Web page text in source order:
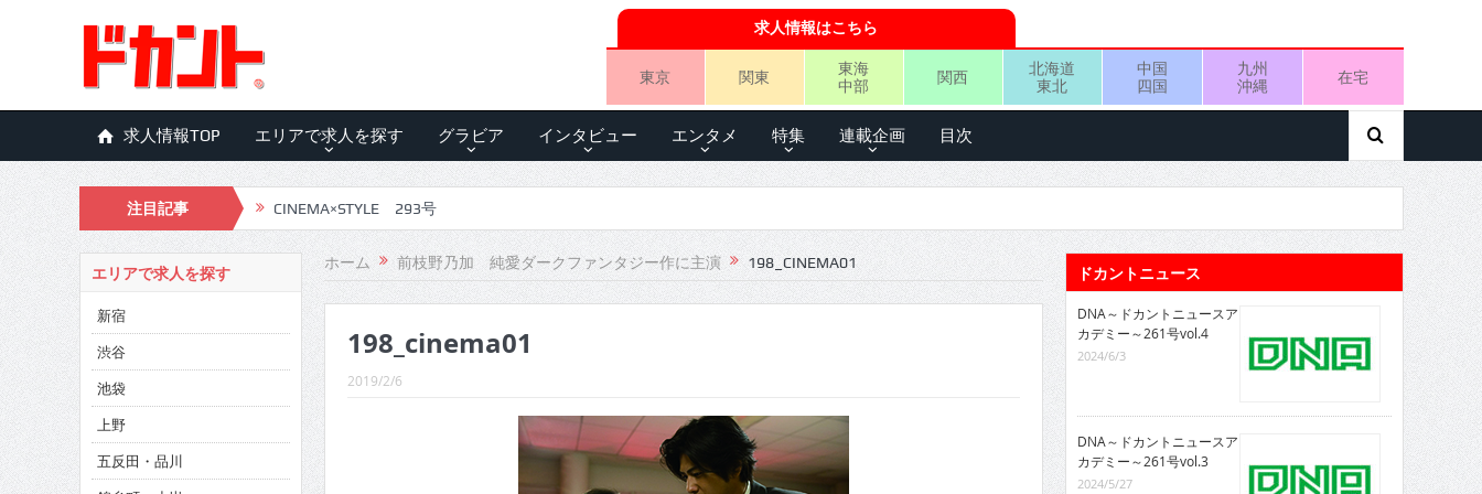
求人情報はこちら
東京 関東
東海
中部
関西
北海道
東北
中国
四国
九州
沖縄
在宅
求人情報TOP エリアで求人を探す グラビア インタビュー エンタメ 特集 連載企画 目次
注目記事 CINEMA×STYLE 293号
CINEMA×STYLE 292号
CINEMA×STYLE 291号
CINEMA×STYLE 290号
CINEMA×STYLE 289号
CINEMA×STYLE 288号
ホーム 前枝野乃加 純愛ダークファンタジー作に主演 198_CINEMA01
198_cinema01
2019/2/6
エリアで求人を探す
新宿
渋谷
池袋
上野
五反田・品川
ドカントニュース
DNA～ドカントニュースア
カデミー～261号vol.4
2024/6/3
DNA～ドカントニュースア
カデミー～261号vol.3
2024/5/27